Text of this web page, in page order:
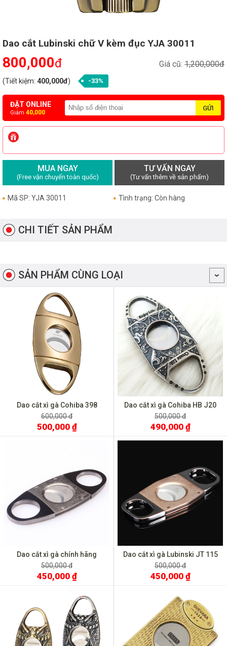
Dao cắt Lubinski chữ V kèm đục YJA 30011
Giá cũ: 1,200,000đ
800,000đ
(Tiết kiệm: 400,000đ) -33%
ĐẶT ONLINE
Giảm 40,000
MUA NGAY
(Free vận chuyển toàn quốc)
TƯ VẤN NGAY
(Tư vấn thêm về sản phẩm)
Mã SP: YJA 30011 Tình trạng: Còn hàng
CHI TIẾT SẢN PHẨM
SẢN PHẨM CÙNG LOẠI
Dao cắt xì gà Cohiba 398
600,000 đ
500,000 ₫
Dao cắt xì gà Cohiba HB J20
500,000 đ
490,000 ₫
Dao cắt xì gà chính hãng
Lubinski JT 152
500,000 đ
450,000 ₫
Dao cắt xì gà Lubinski JT 115
500,000 đ
450,000 ₫